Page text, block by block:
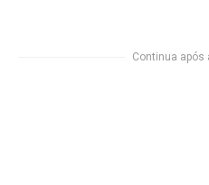
Continua após